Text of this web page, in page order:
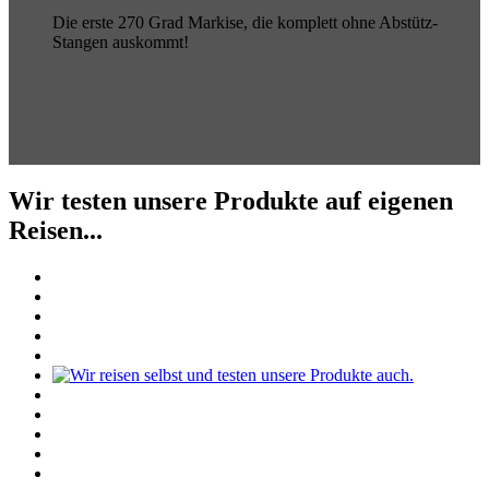
Die erste 270 Grad Markise, die komplett ohne Abstütz-
Stangen auskommt!
Wir testen unsere Produkte auf eigenen
Reisen...